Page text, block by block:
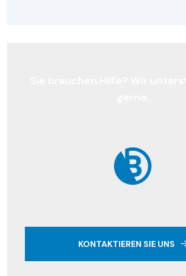
KONTAKTIEREN SIE UNS